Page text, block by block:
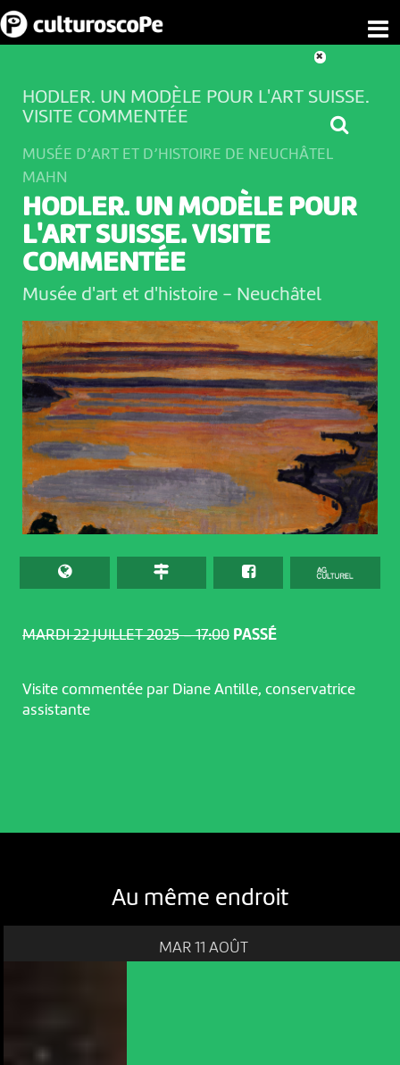
MARDI 22 JUILLET 2025 – 17:00 PASSÉ
HODLER. UN MODÈLE POUR L'ART SUISSE.
VISITE COMMENTÉE
MUSÉE D’ART ET D’HISTOIRE DE NEUCHÂTEL
MAHN
HODLER. UN MODÈLE POUR
L'ART SUISSE. VISITE
COMMENTÉE
Musée d'art et d'histoire - Neuchâtel
Visite commentée par Diane Antille, conservatrice
assistante
Au même endroit
MAR 11 AOÛT